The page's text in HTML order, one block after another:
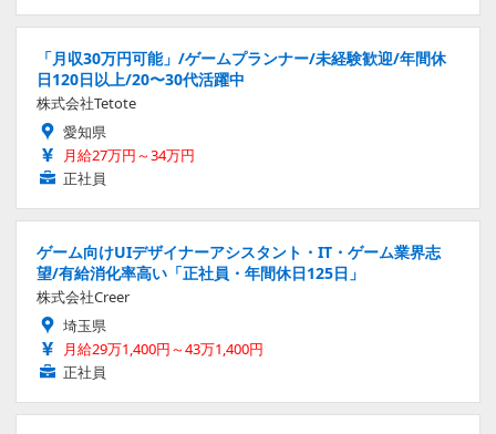
株式会社プロジェクトトリガー
月給29万7,900円～54万円
正社員
「月収30万円可能」/ゲームプランナー/未経験歓迎/年間休
日120日以上/20〜30代活躍中
株式会社Tetote
月給27万円～34万円
正社員
ゲーム向けUIデザイナーアシスタント・IT・ゲーム業界志
望/有給消化率高い「正社員・年間休日125日」
株式会社Creer